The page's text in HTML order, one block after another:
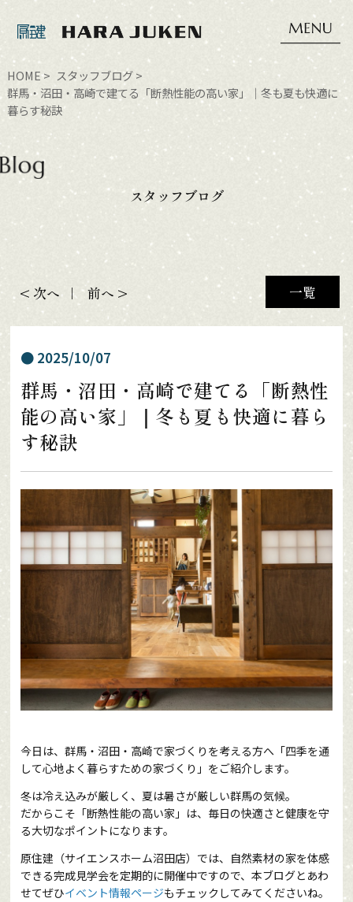
HOME
スタッフブログ
群馬・沼田・高崎で建てる「断熱性能の高い家」｜冬も夏も快適に
暮らす秘訣
スタッフブログ
一覧
< 次へ 前へ >
2025/10/07
群馬・沼田・高崎で建てる「断熱性
能の高い家」｜冬も夏も快適に暮ら
す秘訣
今日は、群馬・沼田・高崎で家づくりを考える方へ「四季を通
して心地よく暮らすための家づくり」をご紹介します。
冬は冷え込みが厳しく、夏は暑さが厳しい群馬の気候。
だからこそ「断熱性能の高い家」は、毎日の快適さと健康を守
る大切なポイントになります。
原住建（サイエンスホーム沼田店）では、自然素材の家を体感
できる完成見学会を定期的に開催中ですので、本ブログとあわ
せてぜひイベント情報ページもチェックしてみてくださいね。